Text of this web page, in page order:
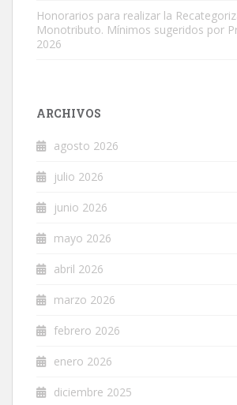
Honorarios para realizar la
Monotributo. Mínimos sugeridos por
2026
ARCHIVOS
agosto 2026
julio 2026
junio 2026
mayo 2026
abril 2026
marzo 2026
febrero 2026
enero 2026
diciembre 2025